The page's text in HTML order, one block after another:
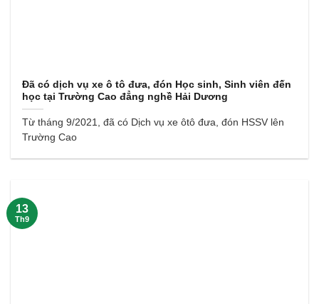
Đã có dịch vụ xe ô tô đưa, đón Học sinh, Sinh viên đến
học tại Trường Cao đẳng nghề Hải Dương
Từ tháng 9/2021, đã có Dịch vụ xe ôtô đưa, đón HSSV lên
Trường Cao
13
Th9